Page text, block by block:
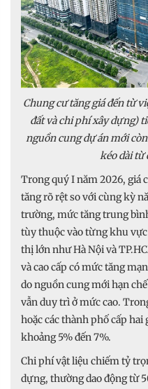
Chung cư tăng giá đến từ
đất và chi phí xây dựng)
nguồn cung dự án mới
kéo dài từ
Trong quý I năm 2026, giá
tăng rõ rệt so với cùng kỳ
trường, mức tăng trung
tùy thuộc vào từng khu vực
thị lớn như Hà Nội và
và cao cấp có mức tăng
do nguồn cung mới hạn
vẫn duy trì ở mức cao.
hoặc các thành phố cấp
khoảng 5% đến 7%.
Chi phí vật liệu chiếm tỷ
dựng, thường dao động từ